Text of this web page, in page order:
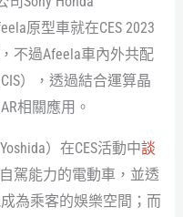
原型車就在CES 2023
不過Afeela車內外共配
），透過結合運算晶
相關應用。
）在CES活動中談
駕能力的電動車，並透
為乘客的娛樂空間；而